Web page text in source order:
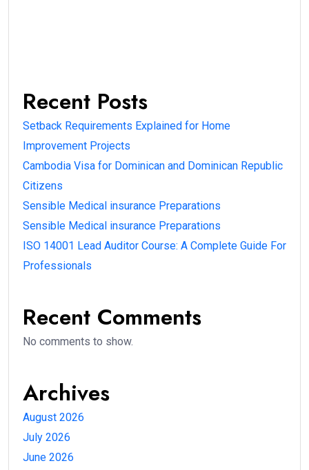
Recent Posts
Setback Requirements Explained for Home
Improvement Projects
Cambodia Visa for Dominican and Dominican Republic
Citizens
Sensible Medical insurance Preparations
Sensible Medical insurance Preparations
ISO 14001 Lead Auditor Course: A Complete Guide For
Professionals
Recent Comments
No comments to show.
Archives
August 2026
July 2026
June 2026